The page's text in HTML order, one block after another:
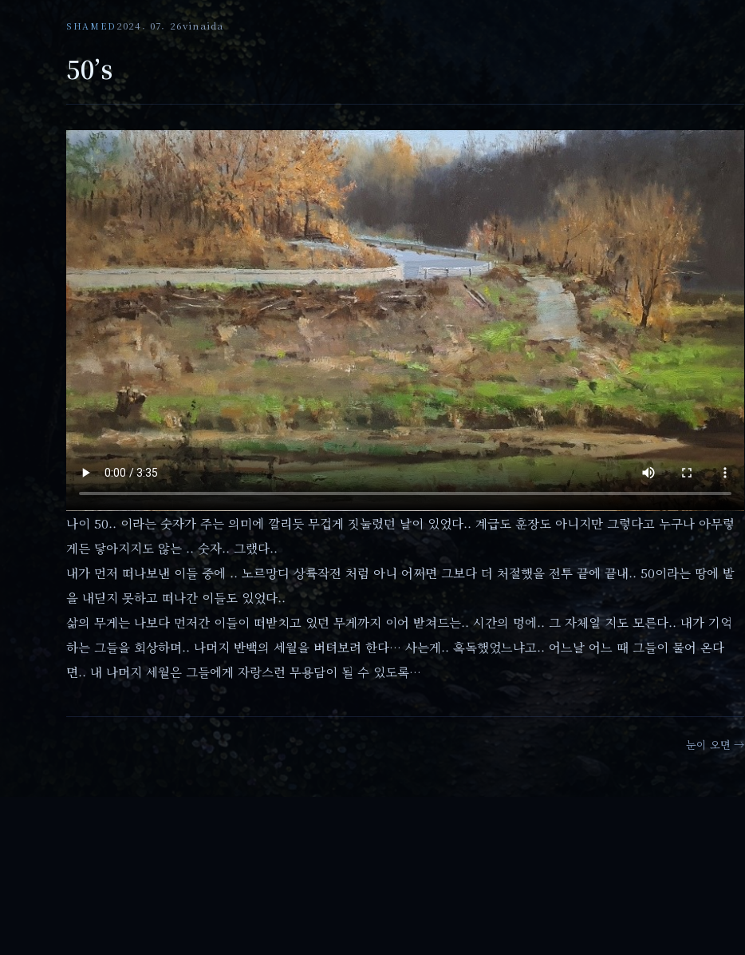
SHAMED 2024. 07. 26vinaida
50’s
나이 50.. 이라는 숫자가 주는 의미에 깔리듯 무겁게 짓눌렸던 날이 있었다.. 계급도 훈장도 아니지만 그렇다고 누구나 아무렇
게든 닿아지지도 않는 .. 숫자.. 그랬다..
내가 먼저 떠나보낸 이들 중에 .. 노르망디 상륙작전 처럼 아니 어쩌면 그보다 더 처절했을 전투 끝에 끝내.. 50이라는 땅에 발
을 내딛지 못하고 떠나간 이들도 있었다..
삶의 무게는 나보다 먼저간 이들이 떠받치고 있던 무게까지 이어 받쳐드는.. 시간의 멍에.. 그 자체일 지도 모른다.. 내가 기억
하는 그들을 회상하며.. 나머지 반백의 세월을 버텨보려 한다… 사는게.. 혹독했었느냐고.. 어느날 어느 때 그들이 물어 온다
면.. 내 나머지 세월은 그들에게 자랑스런 무용담이 될 수 있도록…
눈이 오면 →